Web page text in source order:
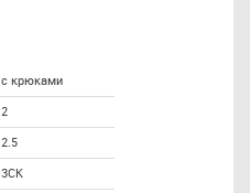
с крюками
2
2.5
3СК